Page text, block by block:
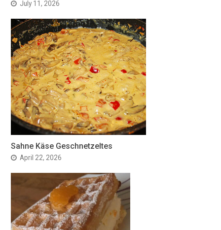
July 11, 2026
Sahne Käse Geschnetzeltes
April 22, 2026